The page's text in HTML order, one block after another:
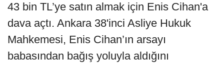
43 bin TL’ye satın almak için Enis Cihan'a
dava açtı. Ankara 38'inci Asliye Hukuk
Mahkemesi, Enis Cihan’ın arsayı
babasından bağış yoluyla aldığını